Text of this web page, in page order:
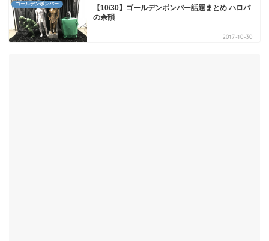
ゴールデンボンバー
【10/30】ゴールデンボンバー話題まとめ ハロパ
の余韻
2017-10-30